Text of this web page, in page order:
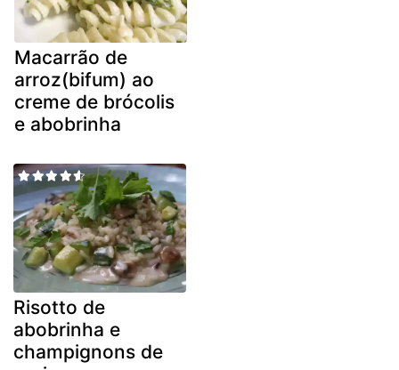
Macarrão de
arroz(bifum) ao
creme de brócolis
e abobrinha
Risotto de
abobrinha e
champignons de